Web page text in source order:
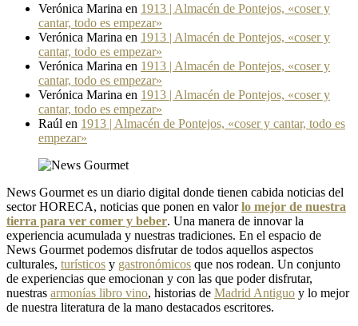
Verónica Marina en 1913 | Almacén de Pontejos, «coser y
cantar, todo es empezar»
Verónica Marina en 1913 | Almacén de Pontejos, «coser y
cantar, todo es empezar»
Verónica Marina en 1913 | Almacén de Pontejos, «coser y
cantar, todo es empezar»
Verónica Marina en 1913 | Almacén de Pontejos, «coser y
cantar, todo es empezar»
Raúl en 1913 | Almacén de Pontejos, «coser y cantar, todo es
empezar»
News Gourmet es un diario digital donde tienen cabida noticias del
sector HORECA, noticias que ponen en valorlo mejor de nuestra
tierra para ver comer y beber. Una manera de innovar la
experiencia acumulada y nuestras tradiciones. En el espacio de
News Gourmet podemos disfrutar de todos aquellos aspectos
culturales, turísticos y gastronómicos que nos rodean. Un conjunto
de experiencias que emocionan y con las que poder disfrutar,
nuestras armonías libro vino, historias de Madrid Antiguo y lo mejor
de nuestra literatura de la mano destacados escritores.